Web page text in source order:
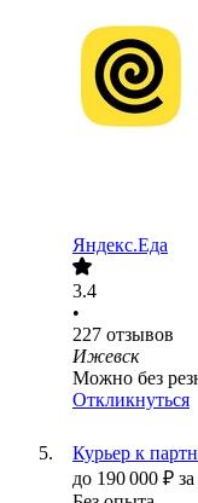
Яндекс.Еда
3.4
•
227 отзывов
Ижевск
Можно без
Откликнуться
Курьер к
до 190 000 ₽